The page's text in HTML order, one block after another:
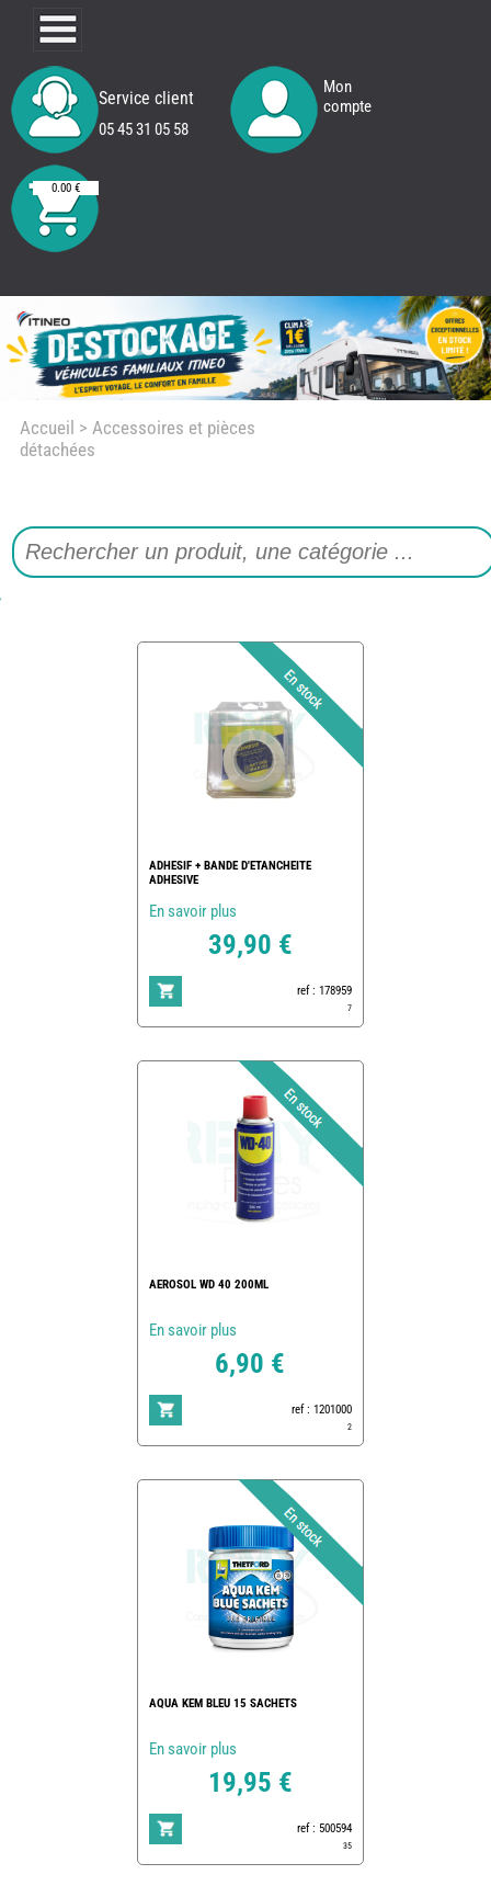
Service client
05 45 31 05 58
Mon
compte
0.00 €
Accueil > Accessoires et pièces
détachées
ADHESIF + BANDE D'ETANCHEITE
ADHESIVE
En savoir plus
39,90 €
ref : 178959
7
AEROSOL WD 40 200ML
En savoir plus
6,90 €
ref : 1201000
2
AQUA KEM BLEU 15 SACHETS
En savoir plus
19,95 €
ref : 500594
35